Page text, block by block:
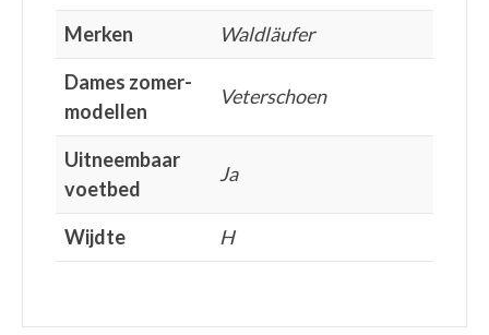
Merken
Waldläufer
Dames zomer-
modellen
Veterschoen
Uitneembaar
voetbed
Ja
Wijdte H